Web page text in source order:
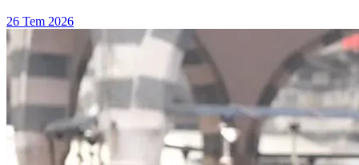
26 Tem 2026